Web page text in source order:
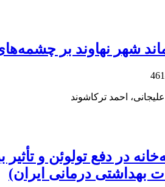
شهر نهاوند بر
احمد ترکاشوند
در دفع تولوئن و
بهداشتی درمانی ایران)